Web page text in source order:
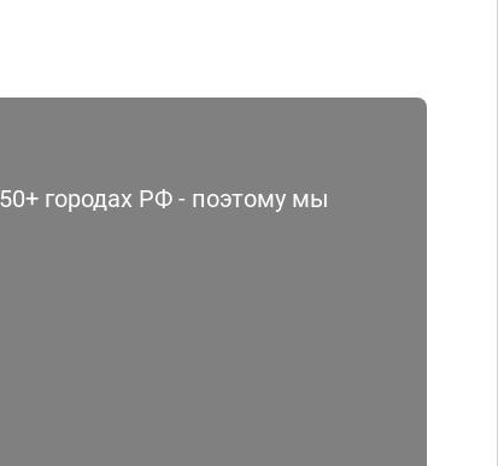
городах РФ - поэтому мы